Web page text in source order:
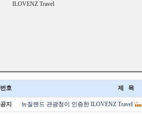
ILOVENZ Travel
번호 제 목
공지 뉴질랜드 관광청이 인증한 ILOVENZ Travel